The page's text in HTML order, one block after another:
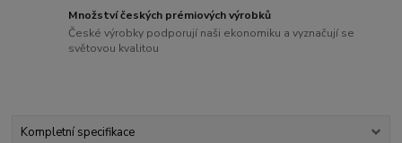
Množství českých prémiových výrobků
České výrobky podporují naši ekonomiku a vyznačují se
světovou kvalitou
Kompletní specifikace